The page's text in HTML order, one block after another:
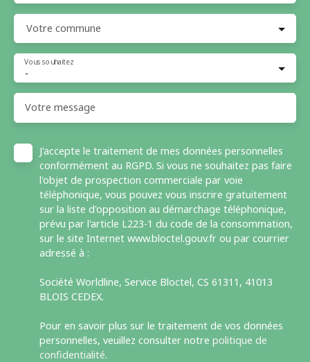
Votre commune
-
Vous souhaitez
Votre message
J'accepte le traitement de mes données personnelles
conformément au RGPD. Si vous ne souhaitez pas faire
l'objet de prospection commerciale par voie
téléphonique, vous pouvez vous inscrire gratuitement
sur la liste d'opposition au démarchage téléphonique,
prévu par l'article L223-1 du code de la consommation,
sur le site Internet www.bloctel.gouv.fr ou par courrier
adressé à :
Société Worldline, Service Bloctel, CS 61311, 41013
BLOIS CEDEX.
Pour en savoir plus sur le traitement de vos données
personnelles, veuillez consulter notre politique de
confidentialité.